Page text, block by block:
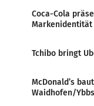
Coca-Cola
Markenidentität
Tchibo bringt
McDonald’s
Waidhofen/Ybbs